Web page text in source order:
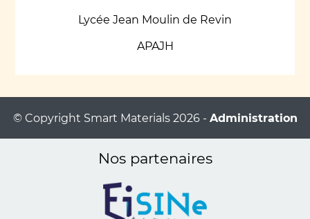
Lycée Jean Moulin de Revin
APAJH
© Copyright Smart Materials 2026 - Administration
Nos partenaires